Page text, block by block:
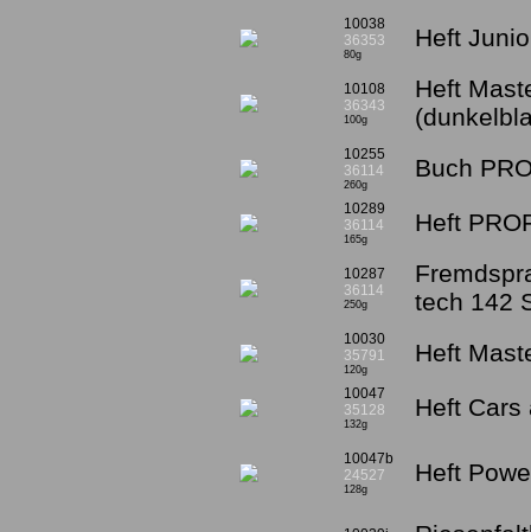
10038
36353
80g
Heft
10108
36343
100g
Heft
10255
36114
260g
Buch
10289
36114
165g
Heft
10287
36114
250g
tech 142
10030
35791
120g
Heft
10047
35128
132g
Heft Cars
10047b
24527
128g
Heft